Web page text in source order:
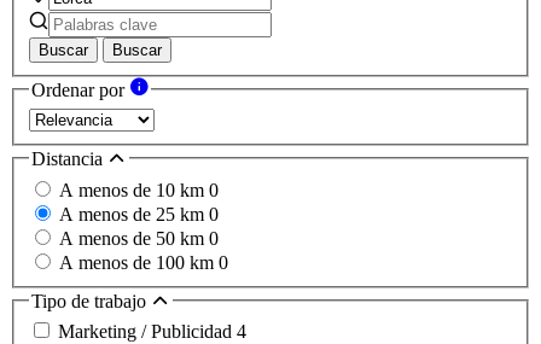
Buscar Buscar
Ordenar por
Distancia
A menos de 10 km 0
A menos de 25 km 0
A menos de 50 km 0
A menos de 100 km 0
Tipo de trabajo
Marketing / Publicidad 4